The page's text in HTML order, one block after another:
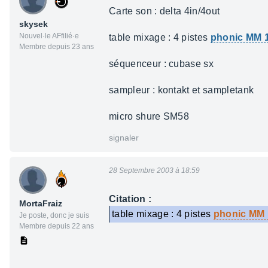
skysek
Nouvel·le AFfilié·e
Membre depuis 23 ans
Carte son : delta 4in/4out
table mixage : 4 pistes phonic MM
séquenceur : cubase sx
sampleur : kontakt et sampletank
micro shure SM58
signaler
MortaFraiz
Je poste, donc je suis
Membre depuis 22 ans
28 Septembre 2003 à 18:59
Citation :
table mixage : 4 pistes phonic MM